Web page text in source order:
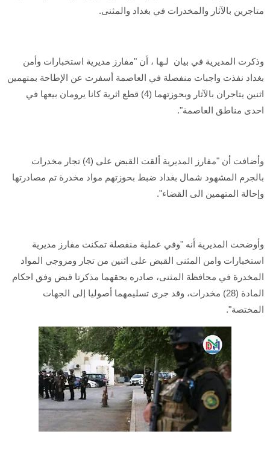
متاجرين بالآثار والمخدرات في بغداد والمثنى.
وذكرت المديرية في بيان لـها ، أن "مفارز مديرية استخبارات وأمن
بغداد نفذت واجبات منفصلة في العاصمة أسفرت عن الإطاحة بمتهمين
اثنين يتاجران بالآثار وبحوزتهما (4) قطع اثرية كانا يرومان بيعها في
احدى مناطق العاصمة".
وأضافت أن "مفارز المديرية ألقت القبض على (4) تجار مخدرات
بالجرم المشهود شمال بغداد ضبط بحوزتهم مواد مخدرة تم مصادرتها
وإحالة المتهمين الى القضاء".
وأوضحت المديرية أنه "وفي عملية منفصلة تمكنت مفارز مديرية
استخبارات وامن المثنى القبض على اثنين من تجار ومروجي المواد
المخدرة في محافظة المثنى، صادره بحقهما مذكرتا قبض وفق احكام
المادة (28) مخدرات، وقد جرى تسليمهما أصوليا إلى الجهات
المختصة".